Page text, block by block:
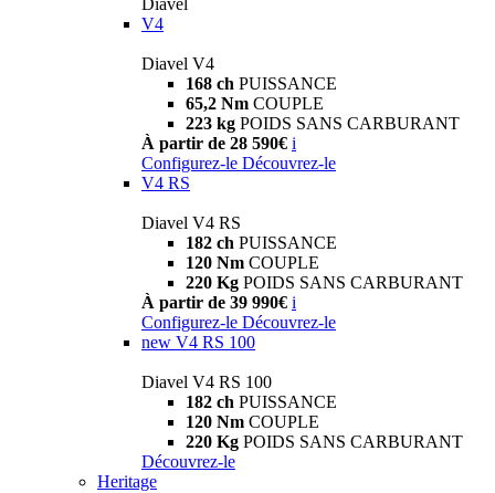
Diavel
V4
Diavel V4
168 ch PUISSANCE
65,2 Nm COUPLE
223 kg POIDS SANS CARBURANT
À partir de 28 590€ i
Configurez-le Découvrez-le
V4 RS
Diavel V4 RS
182 ch PUISSANCE
120 Nm COUPLE
220 Kg POIDS SANS CARBURANT
À partir de 39 990€ i
Configurez-le Découvrez-le
new V4 RS 100
Diavel V4 RS 100
182 ch PUISSANCE
120 Nm COUPLE
220 Kg POIDS SANS CARBURANT
Découvrez-le
Heritage